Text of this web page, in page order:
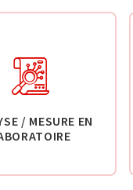
/ MESURE EN